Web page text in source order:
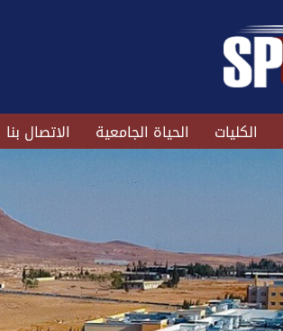
الكليات الحياة الجامعية الاتصال بنا